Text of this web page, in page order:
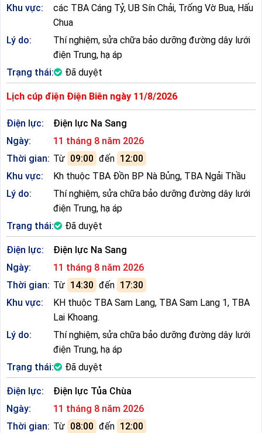
Khu vực:
các TBA Cáng Tỷ, UB Sín Chải, Trống Vờ Bua, Hấu
Chua
Lý do:
Thí nghiệm, sửa chữa bảo dưỡng đường dây lưới
điện Trung, hạ áp
Trạng thái:
Đã duyệt
Lịch cúp điện Điện Biên ngày 11/8/2026
Điện lực:
Điện lực Na Sang
Ngày:
11 tháng 8 năm 2026
Thời gian: Từ 09:00 đến 12:00
Khu vực:
Kh thuộc TBA Đồn BP Nà Bủng, TBA Ngải Thầu
Lý do:
Thí nghiệm, sửa chữa bảo dưỡng đường dây lưới
điện Trung, hạ áp
Trạng thái:
Đã duyệt
Điện lực:
Điện lực Na Sang
Ngày:
11 tháng 8 năm 2026
Thời gian: Từ 14:30 đến 17:30
Khu vực:
KH thuộc TBA Sam Lang, TBA Sam Lang 1, TBA
Lai Khoang.
Lý do:
Thí nghiệm, sửa chữa bảo dưỡng đường dây lưới
điện Trung, hạ áp
Trạng thái:
Đã duyệt
Điện lực:
Điện lực Tủa Chùa
Ngày:
11 tháng 8 năm 2026
Thời gian: Từ 08:00 đến 12:00